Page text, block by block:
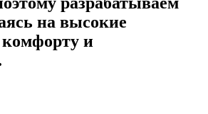
на высокие
комфорту и